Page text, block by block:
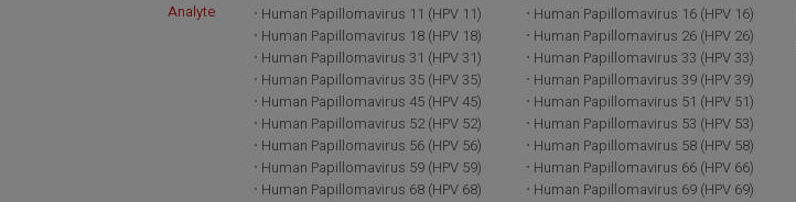
Analyte Human Papillomavirus 11 (HPV 11)
Human Papillomavirus 16 (HPV 16)
Human Papillomavirus 18 (HPV 18)
Human Papillomavirus 26 (HPV 26)
Human Papillomavirus 31 (HPV 31)
Human Papillomavirus 33 (HPV 33)
Human Papillomavirus 35 (HPV 35)
Human Papillomavirus 39 (HPV 39)
Human Papillomavirus 45 (HPV 45)
Human Papillomavirus 51 (HPV 51)
Human Papillomavirus 52 (HPV 52)
Human Papillomavirus 53 (HPV 53)
Human Papillomavirus 56 (HPV 56)
Human Papillomavirus 58 (HPV 58)
Human Papillomavirus 59 (HPV 59)
Human Papillomavirus 66 (HPV 66)
Human Papillomavirus 68 (HPV 68)
Human Papillomavirus 69 (HPV 69)